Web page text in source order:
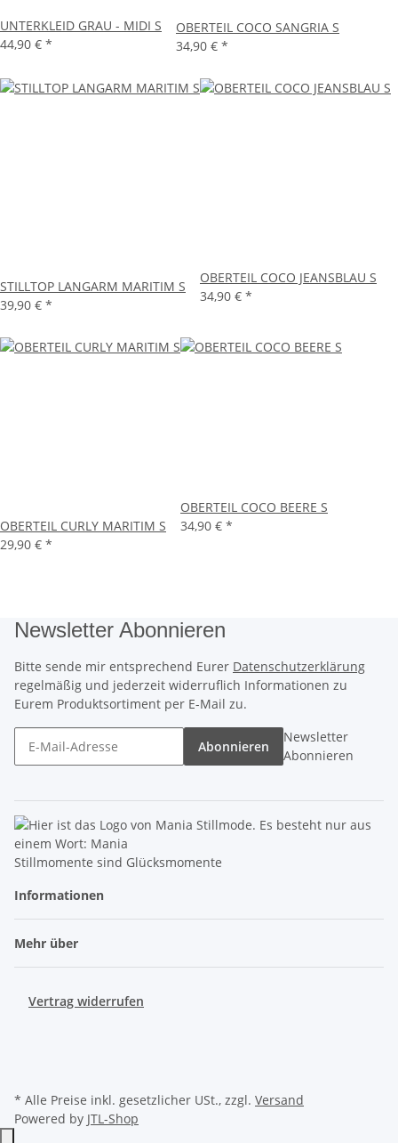
UNTERKLEID GRAU - MIDI S
44,90 € *
OBERTEIL COCO SANGRIA S
34,90 € *
STILLTOP LANGARM MARITIM S
39,90 € *
OBERTEIL COCO JEANSBLAU S
34,90 € *
OBERTEIL CURLY MARITIM S
29,90 € *
OBERTEIL COCO BEERE S
34,90 € *
Newsletter Abonnieren
Bitte sende mir entsprechend Eurer Datenschutzerklärung
regelmäßig und jederzeit widerruflich Informationen zu
Eurem Produktsortiment per E-Mail zu.
Abonnieren
Newsletter
Abonnieren
Stillmomente sind Glücksmomente
Informationen
Mehr über
Vertrag widerrufen
* Alle Preise inkl. gesetzlicher USt., zzgl. Versand
Powered by JTL-Shop